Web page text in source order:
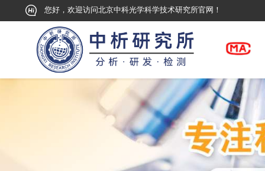
您好，欢迎访问北京中科光学科学技术研究所官网！